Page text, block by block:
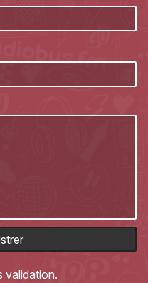
validation.